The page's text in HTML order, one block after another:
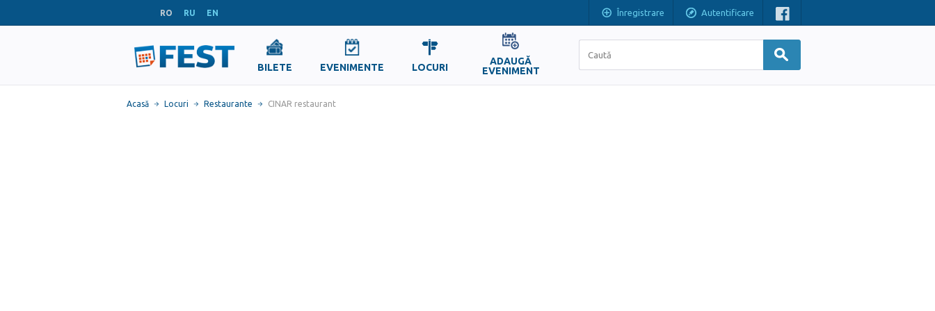
RO RU EN Înregistrare Autentificare
BILETE EVENIMENTE LOCURI
ADAUGĂ
EVENIMENT
Acasă Locuri Restaurante CINAR restaurant